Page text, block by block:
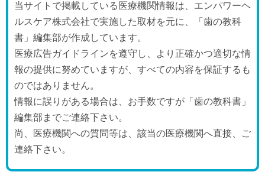
当サイトで掲載している医療機関情報は、エンパワーヘ
ルスケア株式会社で実施した取材を元に、「歯の教科
書」編集部が作成しています。
医療広告ガイドラインを遵守し、より正確かつ適切な情
報の提供に努めていますが、すべての内容を保証するも
のではありません。
情報に誤りがある場合は、お手数ですが「歯の教科書」
編集部までご連絡下さい。
尚、医療機関への質問等は、該当の医療機関へ直接、ご
連絡下さい。